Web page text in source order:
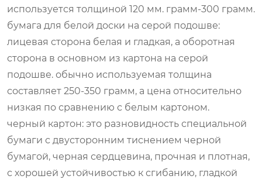
используется толщиной 120 мм. грамм-300 грамм.
бумага для белой доски на серой подошве:
лицевая сторона белая и гладкая, а оборотная
сторона в основном из картона на серой
подошве. обычно используемая толщина
составляет 250-350 грамм, а цена относительно
низкая по сравнению с белым картоном.
черный картон: это разновидность специальной
бумаги с двусторонним тиснением черной
бумагой, черная сердцевина, прочная и плотная,
с хорошей устойчивостью к сгибанию, гладкой